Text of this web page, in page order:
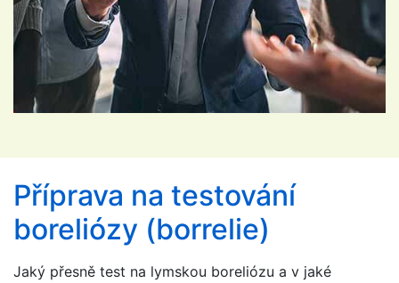
Příprava na testování
boreliózy (borrelie)
Jaký přesně test na lymskou boreliózu a v jaké